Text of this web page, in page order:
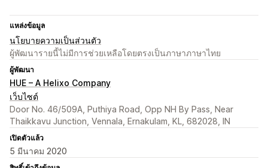
แหล่งข้อมูล
นโยบายความเป็นส่วนตัว
ผู้พัฒนารายนี้ไม่มีการช่วยเหลือโดยตรงเป็นภาษาภาษาไทย
ผู้พัฒนา
HUE – A Helixo Company
เว็บไซต์
Door No. 46/509A, Puthiya Road, Opp NH By Pass, Near
Thaikkavu Junction, Vennala, Ernakulam, KL, 682028, IN
เปิดตัวแล้ว
5 มีนาคม 2020